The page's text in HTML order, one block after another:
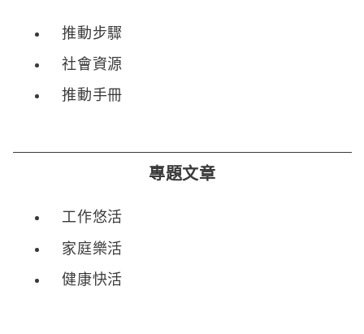
推動步驟
社會資源
推動手冊
專題文章
工作悠活
家庭樂活
健康快活